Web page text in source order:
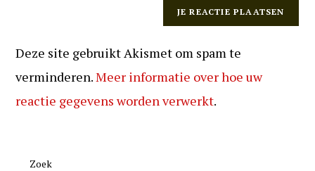
Deze site gebruikt Akismet om spam te
verminderen.Meer informatie over hoe uw
reactie gegevens worden verwerkt.
Zoek